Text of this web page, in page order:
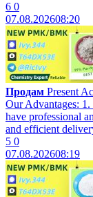
6 0
07.08.202608:20
Продам Present
Our Advantages:
have professional
and efficient
5 0
07.08.202608:19